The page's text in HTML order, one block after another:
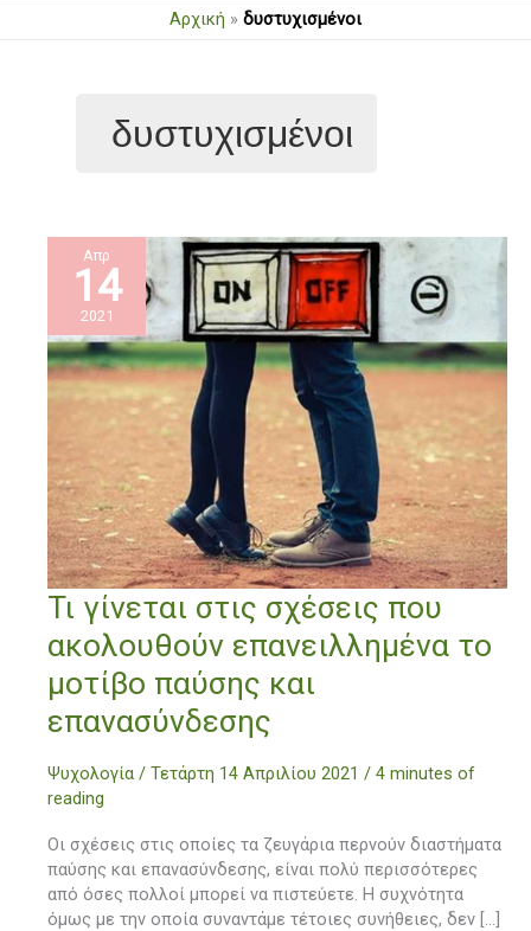
Αρχική » δυστυχισμένοι
δυστυχισμένοι
Απρ
14
2021
Τι γίνεται στις σχέσεις που
ακολουθούν επανειλλημένα το
μοτίβο παύσης και
επανασύνδεσης
Ψυχολογία / Τετάρτη 14 Απριλίου 2021 / 4 minutes of
reading
Οι σχέσεις στις οποίες τα ζευγάρια περνούν διαστήματα
παύσης και επανασύνδεσης, είναι πολύ περισσότερες
από όσες πολλοί μπορεί να πιστεύετε. Η συχνότητα
όμως με την οποία συναντάμε τέτοιες συνήθειες, δεν […]
Τι
γίνεται
στις
σχέσεις
που
ακολουθούν
το
μοτίβο
και
επανασύνδεσης